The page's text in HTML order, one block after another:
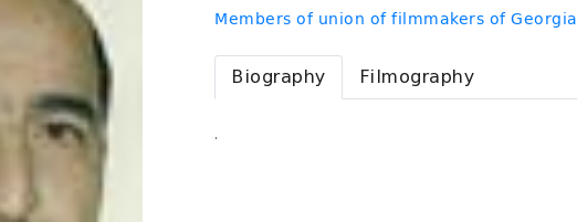
Members of union of filmmakers of Georgia
Biography Filmography
.